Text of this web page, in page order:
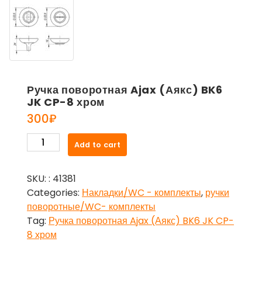
Ручка поворотная Ajax (Аякс) BK6
JK CP-8 хром
300₽
Ручка
поворотная
(Аякс)
BK6
JK
CP-
8
Add to cart
SKU: : 41381
Categories: Накладки/WC - комплекты, ручки
поворотные/WC- комплекты
Tag: Ручка поворотная Ajax (Аякс) BK6 JK CP-
8 хром